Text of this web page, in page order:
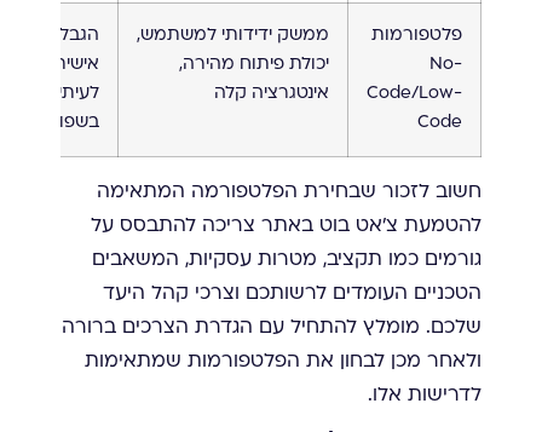
פלטפורמות
No-
Code/Low-
Code
ממשק ידידותי למשתמש,
יכולת פיתוח מהירה,
אינטגרציה קלה
הגבלות
אישית
לעיתים
בשפות
חשוב לזכור שבחירת הפלטפורמה המתאימה
להטמעת צ'אט בוט באתר צריכה להתבסס על
גורמים כמו תקציב, מטרות עסקיות, המשאבים
הטכניים העומדים לרשותכם וצרכי קהל היעד
שלכם. מומלץ להתחיל עם הגדרת הצרכים ברורה
ולאחר מכן לבחון את הפלטפורמות שמתאימות
לדרישות אלו.